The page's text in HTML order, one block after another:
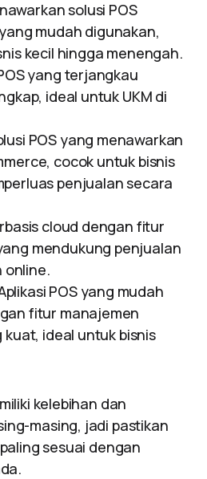
solusi POS
mudah digunakan,
kecil hingga menengah.
yang terjangkau
ideal untuk UKM di
POS yang menawarkan
cocok untuk bisnis
penjualan secara
cloud dengan fitur
mendukung penjualan
online.
POS yang mudah
fitur manajemen
ideal untuk bisnis
kelebihan dan
masing, jadi pastikan
sesuai dengan